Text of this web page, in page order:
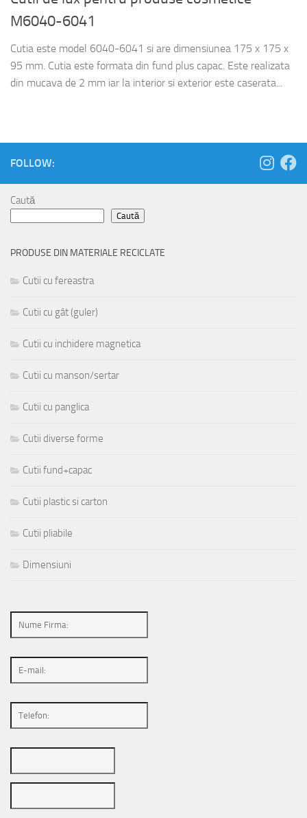
M6040-6041
Cutia este model 6040-6041 si are dimensiunea 175 x 175 x
95 mm. Cutia este formata din fund plus capac. Este realizata
din mucava de 2 mm iar la interior si exterior este caserata...
FOLLOW:
Caută
Caută
PRODUSE DIN MATERIALE RECICLATE
Cutii cu fereastra
Cutii cu gât (guler)
Cutii cu inchidere magnetica
Cutii cu manson/sertar
Cutii cu panglica
Cutii diverse forme
Cutii fund+capac
Cutii plastic si carton
Cutii pliabile
Dimensiuni